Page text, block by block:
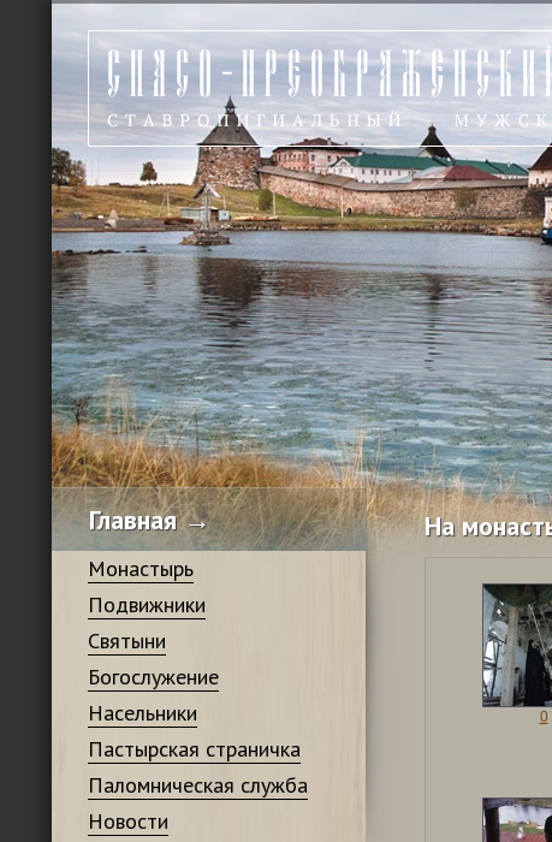
Главная →
Монастырь
Подвижники
Святыни
Богослужение
Насельники
Пастырская страничка
Паломническая служба
Новости
На
0